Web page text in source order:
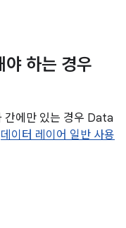
하는 경우
간에만 있는 경우 Data
데이터 레이어 일반 사용